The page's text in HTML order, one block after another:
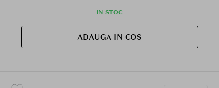
IN STOC
ADAUGA IN COS